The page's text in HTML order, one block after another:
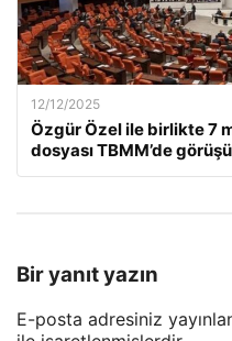
12/12/2025
Özgür Özel ile birlikte 7
dosyası TBMM’de
Bir yanıt yazın
E-posta adresiniz